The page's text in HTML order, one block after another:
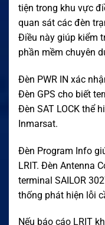
tiện trong khu vực
quan sát các đèn
Điều này giúp kiểm
phần mềm chuyên
Đèn PWR IN xác
Đèn GPS cho biết
Đèn SAT LOCK thể
Inmarsat.
Đèn Program Info
LRIT. Đèn Antenna
terminal SAILOR
thống phát hiện lỗi
Nếu báo cáo LRIT